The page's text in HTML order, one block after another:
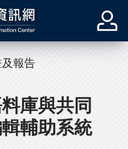
報告
庫與共同
輔助系統